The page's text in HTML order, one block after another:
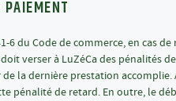
6 du Code de commerce, en cas
verser à LuZéCa des pénalités
la dernière prestation
pénalité de retard. En outre, le